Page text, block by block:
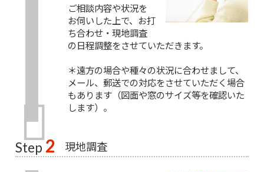
ご相談内容や状況を
お伺いした上で、お打
ち合わせ・現地調査
の日程調整をさせていただきます。
＊遠方の場合や種々の状況に合わせまして、
メール、郵送での対応をさせていただく場合
もあります（図面や窓のサイズ等を確認いた
します）。
Step 2 現地調査